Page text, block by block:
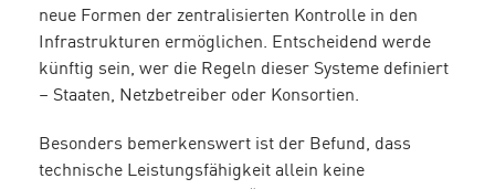
neue Formen der zentralisierten Kontrolle in den
Infrastrukturen ermöglichen. Entscheidend werde
künftig sein, wer die Regeln dieser Systeme definiert
– Staaten, Netzbetreiber oder Konsortien.
Besonders bemerkenswert ist der Befund, dass
technische Leistungsfähigkeit allein keine